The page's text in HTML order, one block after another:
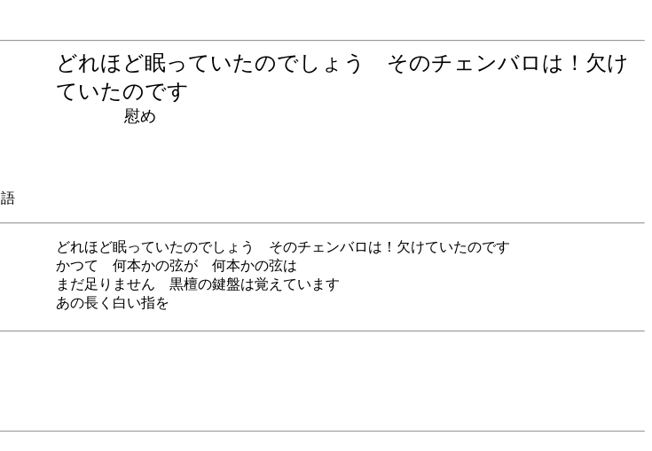
どれほど眠っていたのでしょう そのチェンバロは！欠け
ていたのです
慰め
どれほど眠っていたのでしょう そのチェンバロは！欠けていたのです
かつて 何本かの弦が 何本かの弦は
まだ足りません 黒檀の鍵盤は覚えています
あの長く白い指を